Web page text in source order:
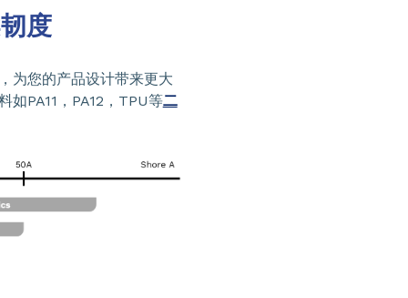
度
为您的产品设计带来更大
如PA11，PA12，TPU等二